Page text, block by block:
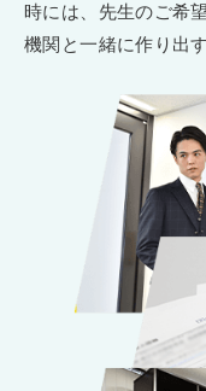
時には、先生のご希
機関と一緒に作り出